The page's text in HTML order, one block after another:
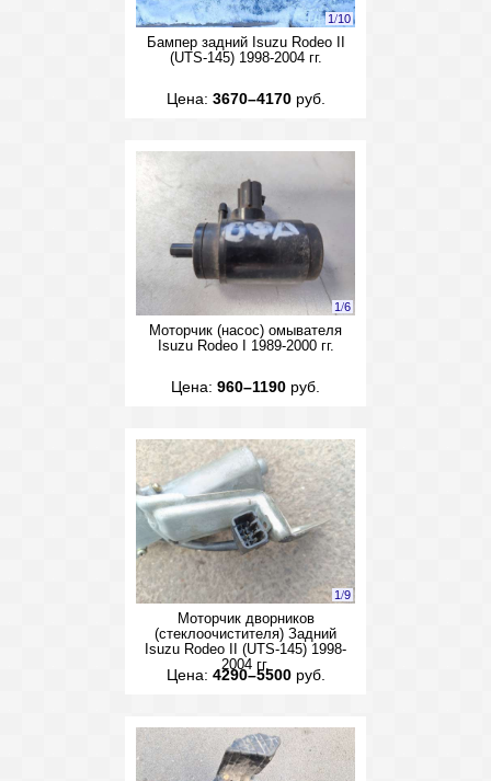
1/10
Бампер задний Isuzu Rodeo II
(UTS-145) 1998-2004 гг.
Цена: 3670–4170руб.
1/6
Моторчик (насос) омывателя
Isuzu Rodeo I 1989-2000 гг.
Цена: 960–1190 руб.
1/9
Моторчик дворников
(стеклоочистителя) Задний
Isuzu Rodeo II (UTS-145) 1998-
2004 гг.
Цена: 4290–5500руб.